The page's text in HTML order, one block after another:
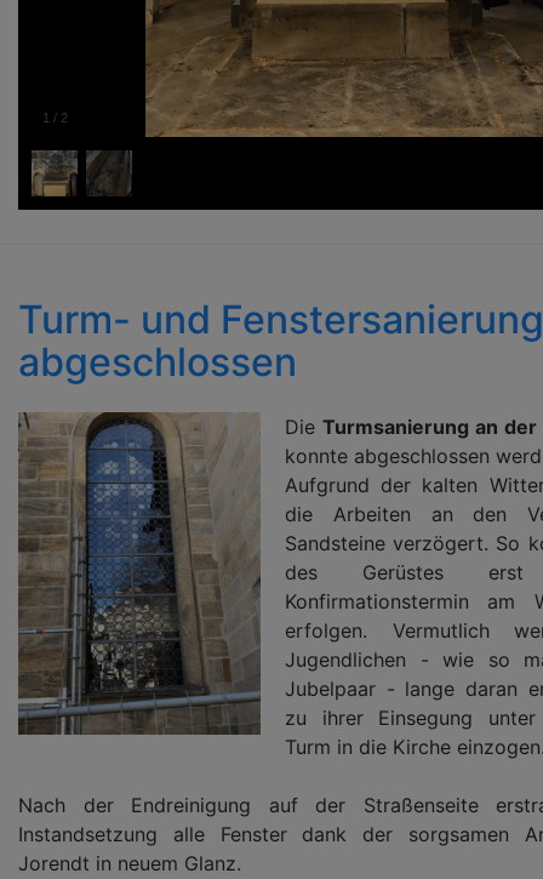
1 / 2
Turm- und Fenstersanierung
abgeschlossen
Die Turmsanierung an
konnte abgeschlossen
Aufgrund der kalten
die Arbeiten an den
Sandsteine verzögert. So
des Gerüstes
Konfirmationstermin am
erfolgen. Vermutlich
Jugendlichen - wie so
Jubelpaar - lange daran
zu ihrer Einsegung
Turm in die Kirche
Nach der Endreinigung auf der Straßenseite
Instandsetzung alle Fenster dank der sorgsamen
Jorendt in neuem Glanz.